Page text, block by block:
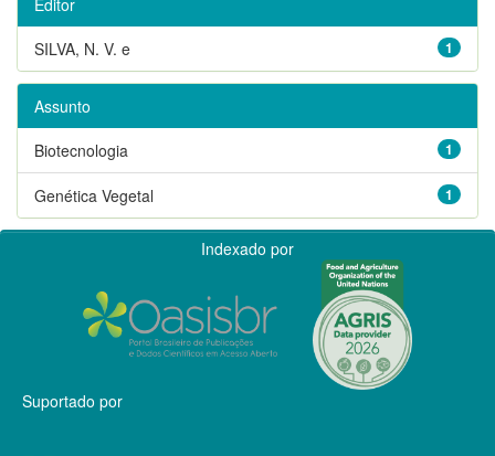
1
SILVA, N. V. e
Assunto
1
Biotecnologia
1
Genética Vegetal
Indexado por
Suportado por